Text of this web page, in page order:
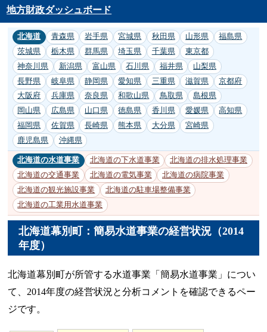
地方財政ダッシュボード
北海道 青森県 岩手県 宮城県 秋田県 山形県
福島県
茨城県
栃木県 群馬県 埼玉県 千葉県
東京都
神奈川県
新潟県 富山県 石川県 福井県
山梨県
長野県
岐阜県 静岡県 愛知県 三重県 滋賀県
京都府
大阪府
兵庫県 奈良県 和歌山県 鳥取県
島根県
岡山県
広島県 山口県 徳島県 香川県 愛媛県
高知県
福岡県
佐賀県 長崎県 熊本県 大分県
宮崎県
鹿児島県
沖縄県
北海道の水道事業 北海道の下水道事業
北海道の排水処理事業
北海道の交通事業
北海道の電気事業
北海道の病院事業
北海道の観光施設事業
北海道の駐車場整備事業
北海道の工業用水道事業
北海道幕別町：簡易水道事業の経営状況（2014
年度）
北海道幕別町が所管する水道事業「簡易水道事業」につい
て、2014年度の経営状況と分析コメントを確認できるペー
ジです。